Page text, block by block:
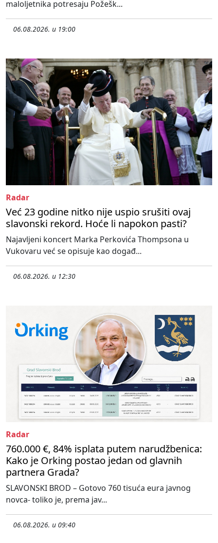
maloljetnika potresaju Požešk...
06.08.2026. u 19:00
Radar
Već 23 godine nitko nije uspio srušiti ovaj
slavonski rekord. Hoće li napokon pasti?
Najavljeni koncert Marka Perkovića Thompsona u
Vukovaru već se opisuje kao događ...
06.08.2026. u 12:30
Radar
760.000 €, 84% isplata putem narudžbenica:
Kako je Orking postao jedan od glavnih
partnera Grada?
SLAVONSKI BROD – Gotovo 760 tisuća eura javnog
novca- toliko je, prema jav...
06.08.2026. u 09:40